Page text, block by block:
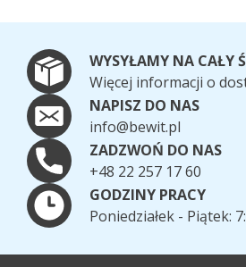
WYSYŁAMY NA CAŁY
Więcej informacji o
NAPISZ DO NAS
info@bewit.pl
ZADZWOŃ DO NAS
+48 22 257 17 60
GODZINY PRACY
Poniedziałek - Piątek: